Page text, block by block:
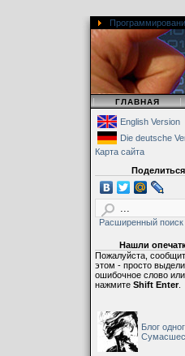
| ГЛАВНАЯ |
English Version
Die deutsche
Карта сайта
Поделиться
Расширенный поиск
Нашли
Пожалуйста,
этом - просто
ошибочное слово
нажмите Shift Enter.
Блог